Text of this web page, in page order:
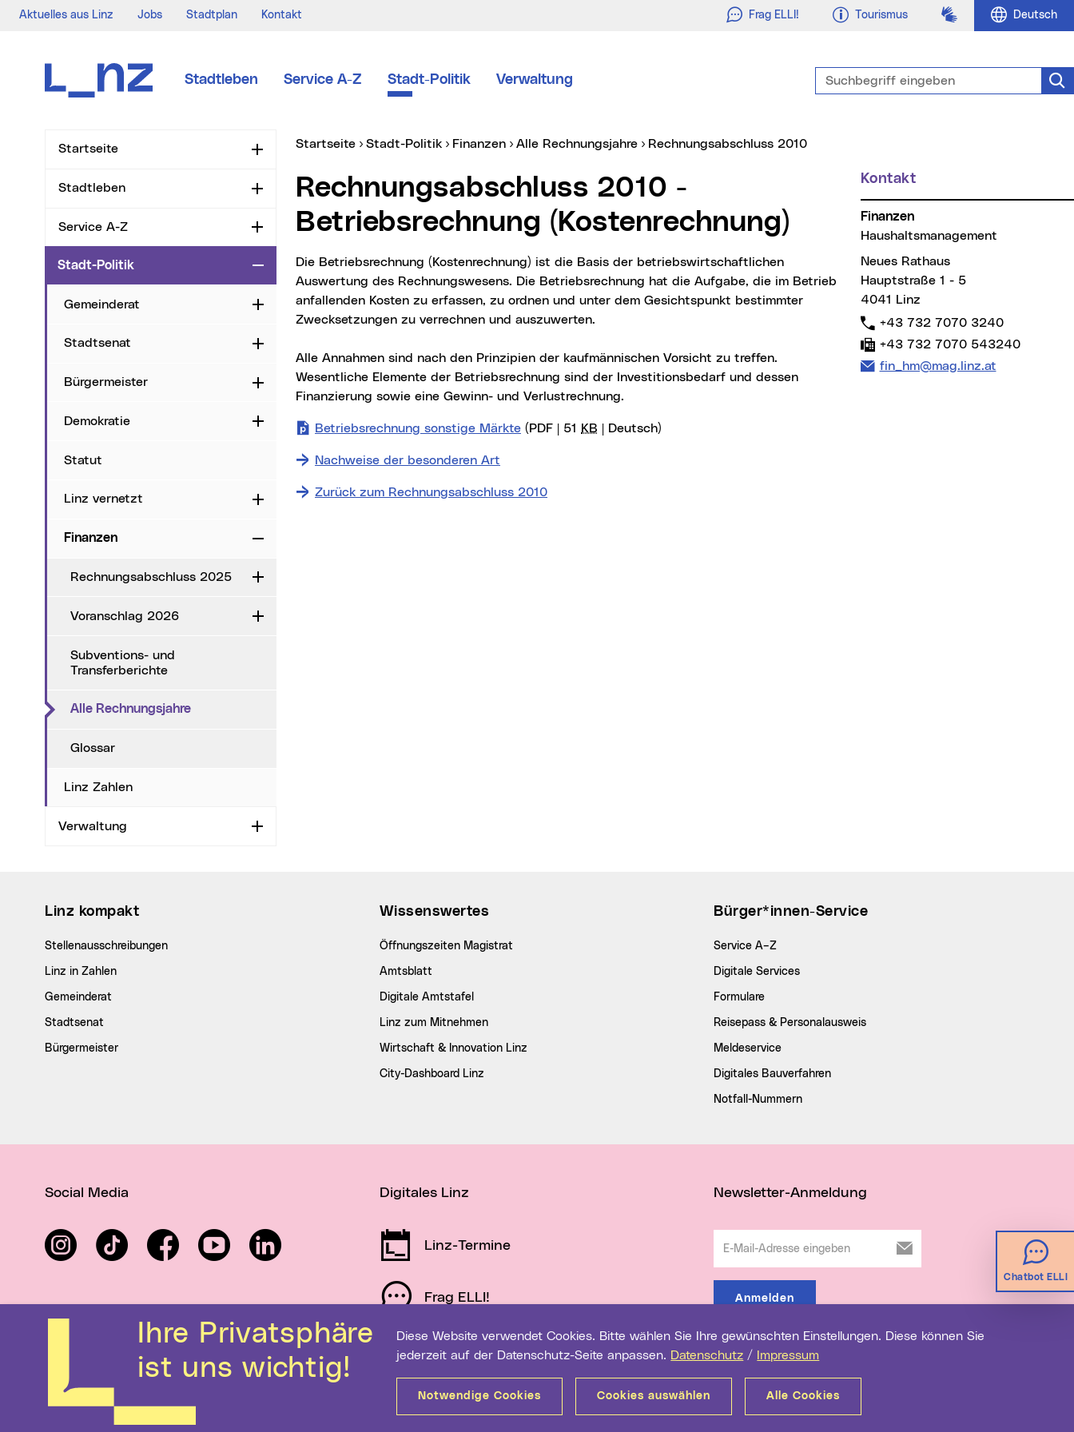
ist uns wichtig!
Diese Website verwendet Cookies. Bitte wählen Sie Ihre gewünschten Einstellungen. Diese können Sie
jederzeit auf der Datenschutz-Seite anpassen. Datenschutz / Impressum
Notwendige Cookies Cookies auswählen Alle Cookies
Aktuelles aus Linz Jobs Stadtplan Kontakt Frag ELLI! Tourismus Gebärdensprache
Deutsch
Stadtleben Service A-Z Stadt-Politik Verwaltung Suchbegriff eingeben
Startseite Aufklappen
Stadtleben Aufklappen
Service A-Z Aufklappen
Stadt-Politik Zuklappen
Gemeinderat Aufklappen
Stadtsenat Aufklappen
Bürgermeister Aufklappen
Demokratie Aufklappen
Statut
Linz vernetzt Aufklappen
Finanzen Zuklappen
Rechnungsabschluss 2025 Aufklappen
Voranschlag 2026 Aufklappen
Subventions- und
Transferberichte
Alle Rechnungsjahre(aktueller Menüpunkt)
Glossar
Linz Zahlen
Verwaltung Aufklappen
Sie sind hier:
Startseite Stadt-Politik Finanzen Alle Rechnungsjahre Rechnungsabschluss 2010
Rechnungsabschluss 2010 -
Betriebsrechnung (Kostenrechnung)
Die Betriebsrechnung (Kostenrechnung) ist die Basis der betriebswirtschaftlichen
Auswertung des Rechnungswesens. Die Betriebsrechnung hat die Aufgabe, die im Betrieb
anfallenden Kosten zu erfassen, zu ordnen und unter dem Gesichtspunkt bestimmter
Zwecksetzungen zu verrechnen und auszuwerten.
Alle Annahmen sind nach den Prinzipien der kaufmännischen Vorsicht zu treffen.
Wesentliche Elemente der Betriebsrechnung sind der Investitionsbedarf und dessen
Finanzierung sowie eine Gewinn- und Verlustrechnung.
Betriebsrechnung sonstige Märkte (PDF | 51 KB | Deutsch)
Nachweise der besonderen Art
Zurück zum Rechnungsabschluss 2010
Kontakt
Finanzen
Haushaltsmanagement
Neues Rathaus
Hauptstraße 1 - 5
4041 Linz
Telefon:
+43 732 7070 3240
Fax:
+43 732 7070 543240
E-Mail Adresse:
fin_hm@mag.linz.at
Chatbot ELLI
Linz kompakt
Stellenausschreibungen
Linz in Zahlen
Gemeinderat
Stadtsenat
Bürgermeister
Wissenswertes
Öffnungszeiten Magistrat
Amtsblatt
Digitale Amtstafel
Linz zum Mitnehmen
Wirtschaft & Innovation Linz
City-Dashboard Linz
Bürger*innen-Service
Service A–Z
Digitale Services
Formulare
Reisepass & Personalausweis
Meldeservice
Digitales Bauverfahren
Notfall-Nummern
Social Media
InstagramTikTok FacebookYouTube LinkedIn
Digitales Linz
Linz-Termine
Frag ELLI!
Schau auf Linz
Newsletter-Anmeldung
Anmelden